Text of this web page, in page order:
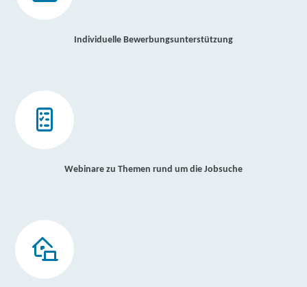
Individuelle Bewerbungsunterstützung
Webinare zu Themen rund um die Jobsuche